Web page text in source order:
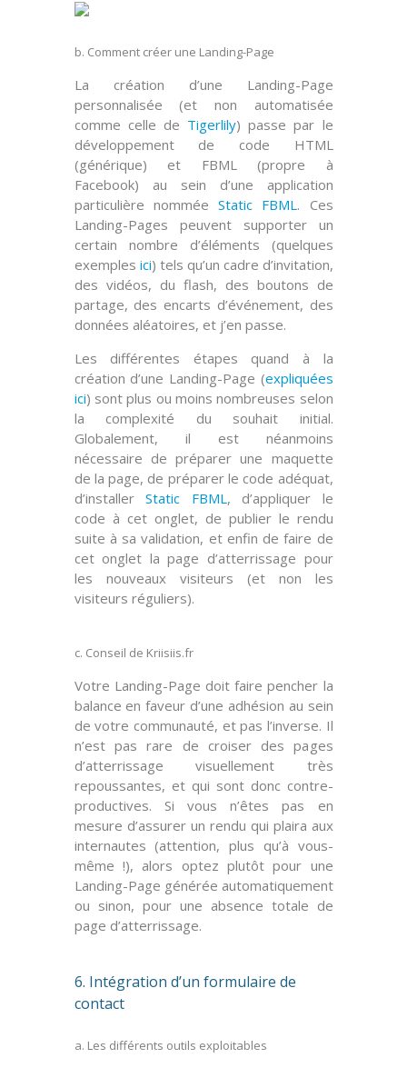
b. Comment créer une Landing-Page
La création d’une Landing-Page
personnalisée (et non automatisée
comme celle de Tigerlily) passe par le
développement de code HTML
(générique) et FBML(propre à
Facebook) au sein d’une application
particulière nommée Static FBML. Ces
Landing-Pages peuvent supporter un
certain nombre d’éléments (quelques
exemples ici) tels qu’un cadre d’invitation,
des vidéos, du flash, des boutons de
partage, des encarts d’événement, des
données aléatoires, et j’en passe.
Les différentes étapes quand à la
création d’une Landing-Page (expliquées
ici) sont plus ou moins nombreuses selon
la complexité du souhait initial.
Globalement, il est néanmoins
nécessaire de préparer une maquette
de la page, de préparer le code adéquat,
d’installer Static FBML, d’appliquer le
code à cet onglet, de publier le rendu
suite à sa validation, et enfin de faire de
cet onglet la page d’atterrissage pour
les nouveaux visiteurs (et non les
visiteurs réguliers).
c. Conseil de Kriisiis.fr
Votre Landing-Page doit fairepencher la
balance en faveur d’une adhésion au sein
de votre communauté, et pas l’inverse. Il
n’est pas rare de croiser des pages
d’atterrissage visuellement très
repoussantes, et qui sont donc contre-
productives. Si vous n’êtes pas en
mesure d’assurer un rendu qui plaira aux
internautes (attention, plus qu’à vous-
même !), alors optez plutôt pour une
Landing-Page générée automatiquement
ou sinon, pour une absence totale de
page d’atterrissage.
6. Intégration d’un formulaire de
contact
a. Les différents outils exploitables